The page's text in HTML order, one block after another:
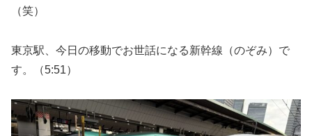
（笑）
東京駅、今日の移動でお世話になる新幹線（のぞみ）で
す。（5:51）